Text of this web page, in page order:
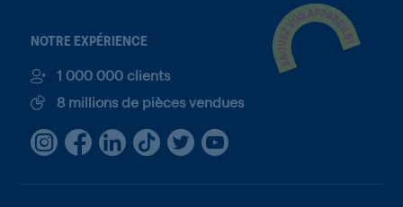
NOTRE EXPÉRIENCE
1 000 000 clients
8 millions de pièces vendues